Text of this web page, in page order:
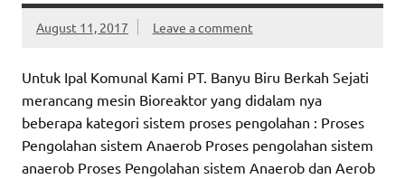
August 11, 2017 Leave a comment
Untuk Ipal Komunal Kami PT. Banyu Biru Berkah Sejati
merancang mesin Bioreaktor yang didalam nya
beberapa kategori sistem proses pengolahan : Proses
Pengolahan sistem Anaerob Proses pengolahan sistem
anaerob Proses Pengolahan sistem Anaerob dan Aerob